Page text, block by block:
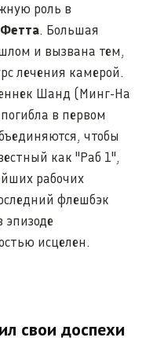
роль в
. Большая
и вызвана тем,
лечения камерой.
Шанд (Минг-На
в первом
чтобы
как "Раб 1",
рабочих
флешбэк
эпизоде
исцелен.
свои доспехи